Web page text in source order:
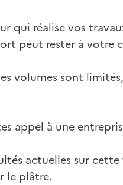
qui réalise vos
peut rester à votre
volumes sont
appel à une
actuelles sur
le plâtre.